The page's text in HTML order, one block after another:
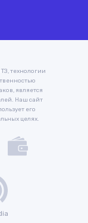
технологии
является
Наш сайт
его
целях.